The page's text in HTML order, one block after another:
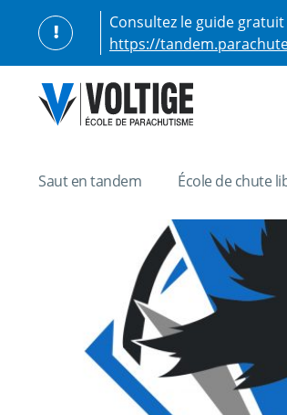
Consultez le guide
https://
Saut en tandem École de chute
Retour vers la boutique